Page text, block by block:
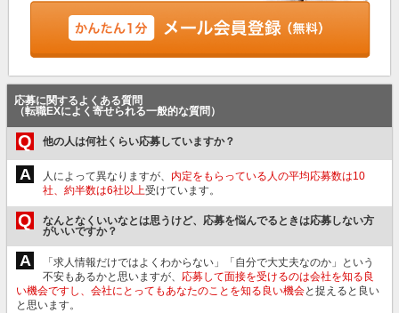
応募に関するよくある質問
（転職EXによく寄せられる一般的な質問）
Q 他の人は何社くらい応募していますか？
A 人によって異なりますが、 内定をもらっている人の平均応募数は10
社、約半数は6社以上受けています。
Q
なんとなくいいなとは思うけど、応募を悩んでるときは応募しない方
がいいですか？
A
「求人情報だけではよくわからない」「自分で大丈夫なのか」という
不安もあるかと思いますが、 応募して面接を受けるのは会社を知る良
い機会ですし、会社にとってもあなたのことを知る良い機会と捉えると良い
と思います。